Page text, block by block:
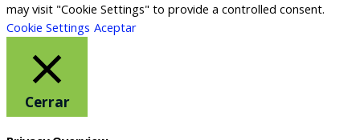
may visit "Cookie Settings" to provide a controlled consent.
Cookie Settings Aceptar
Cerrar